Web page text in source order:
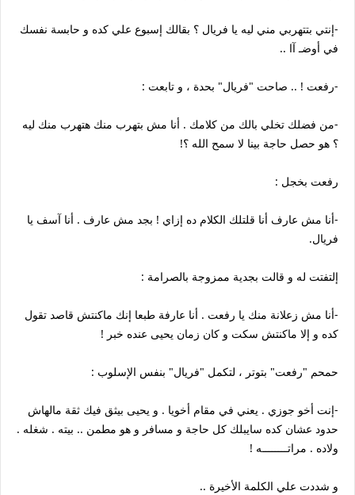
-إنتي بتتهربي مني ليه يا فريال ؟ بقالك إسبوع علي كده و حابسة نفسك
في أوضـ آا ..
-رفعت ! .. صاحت "فريال" بحدة ، و تابعت :
-من فضلك تخلي بالك من كلامك . أنا مش بتهرب منك هتهرب منك ليه
؟ هو حصل حاجة بينا لا سمح الله ؟!
رفعت بخجل :
-أنا مش عارف أنا قلتلك الكلام ده إزاي ! بجد مش عارف . أنا آسف يا
فريال.
إلتفتت له و قالت بجدية ممزوجة بالصرامة :
-أنا مش زعلانة منك يا رفعت . أنا عارفة طبعا إنك ماكنتش قاصد تقول
كده و إلا ماكنتش سكت و كان زمان يحيى عنده خبر !
حمحم "رفعت" بتوتر ، لتكمل "فريال" بنفس الإسلوب :
-إنت أخو جوزي . يعني في مقام أخويا . و يحيى بيثق فيك ثقة مالهاش
حدود عشان كده سايبلك كل حاجة و مسافر و هو مطمن .. بيته . شغله .
ولاده . مراتــــــــه !
و شددت علي الكلمة الأخيرة ..